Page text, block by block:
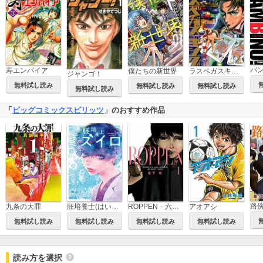
寿エンパイア
無料試し読み
ジャンゴ！
無料試し読み
僕たちの新世界
無料試し読み
ラスベガスキング
無料試し読み
「ビッグコミックスピリッツ 」のおすすめ作品
九条の大罪
無料試し読み 無料試し読み 無料試し読み
アオアシ
無料試し読み
読み方を選択